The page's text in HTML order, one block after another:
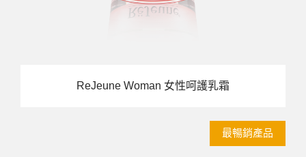
ReJeune Woman 女性呵護乳霜
最暢銷產品